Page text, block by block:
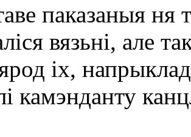
паказаныя ня
вязьні, але
іх,
камэнданту